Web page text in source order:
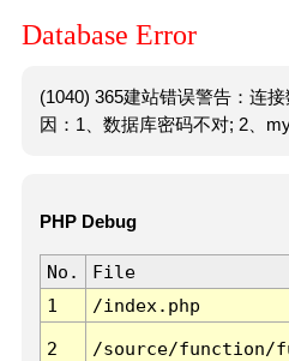
Database Error
(1040) 365建站错误警告：连
因：1、数据库密码不对; 2、
PHP Debug
No. File
1
/index.php
2 /source/function/